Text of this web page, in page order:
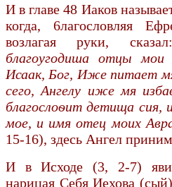
И в главе 48 Иаков
когда, 6лагословляя
возлагая руки,
благоугодиша отцы
Исаак, Бог, Иже питает
сего, Ангелу иже мя
благослоѳит детища сия,
мое, и имя отец моих
15-16), здесь Ангел
И в Исходе (3, 2-7)
нарицая Себя Иехова